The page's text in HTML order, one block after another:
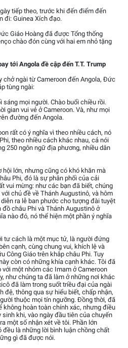
tiếp theo, trước khi đến điểm đến
đi: Guinea Xích đạo.
Giáo Hoàng đã được Tổng thống
chào đón cùng với hai em nhỏ tặng
tới Angola đề cập đến T.T. Trump
chở ngài từ Cameroon đến Angola, Đức
tùng ngài:
sáng mọi người. Chào buổi chiều rồi.
gian vui vẻ ở Cameroon. Và, như mọi
đường đến Angola.
rất có ý nghĩa vì theo nhiều cách, nó
theo nhiều cách khác nhau, cả nói
250 ngôn ngữ địa phương, nhiều dân
lớn, nhưng cũng có khó khăn mà
Phi, đó là sự phân phối của cải
vui mừng: như các bạn đã biết, chúng
chủ đề về Thánh Augustinô, và hôm
ra lễ ban phước cho tượng đài tuyệt
châu Phi và Thánh Augustinô ở
nào đó, nó thể hiện một phần ý nghĩa
tư cách là một mục tử, là người đứng
cạnh, cùng chung vui, khích lệ và
Công Giáo trên khắp châu Phi. Tuy
còn có những khía cạnh khác. Tôi đã
một nhóm các Imam ở Cameroon
như chúng ta đã làm ở những nơi khác
đã làm trong suốt triều đại của ngài
đệ, thông qua sự hiểu biết, chấp nhận,
thuộc mọi tín ngưỡng. Đồng thời, đã
hoàn toàn chính xác, nhưng điều
khi, vào ngày đầu tiên của chuyến
một số nhận xét về tôi. Phần lớn
là những lời bình luận chồng chất
gì đã được nói.